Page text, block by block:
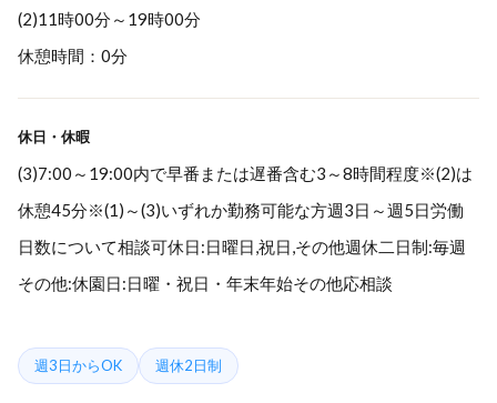
(2)11時00分～19時00分
休憩時間：0分
休日・休暇
(3)7:00～19:00内で早番または遅番含む3～8時間程度※(2)は
休憩45分※(1)～(3)いずれか勤務可能な方週3日～週5日労働
日数について相談可休日:日曜日,祝日,その他週休二日制:毎週
その他:休園日:日曜・祝日・年末年始その他応相談
週3日からOK 週休2日制